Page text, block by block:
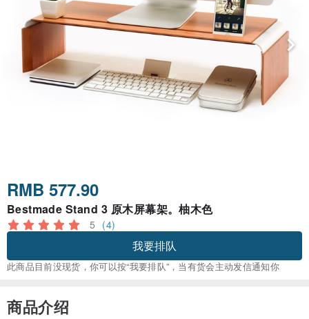
RMB 577.90
Bestmade Stand 3 原木屏幕架。柚木色
5 (4)
我要排队
此商品目前没现货，你可以按“我要排队”，当有货会主动发信通知你
商品介绍